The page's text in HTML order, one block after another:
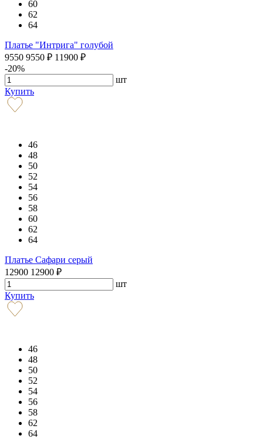
60
62
64
Платье "Интрига" голубой
9550 9550 ₽ 11900 ₽
-20%
шт
Купить
46
48
50
52
54
56
58
60
62
64
Платье Сафари серый
12900 12900 ₽
шт
Купить
46
48
50
52
54
56
58
62
64